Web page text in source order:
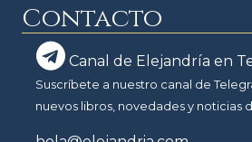
Contacto
Canal de Elejandría en
Suscríbete a nuestro canal de
nuevos libros, novedades y noticias